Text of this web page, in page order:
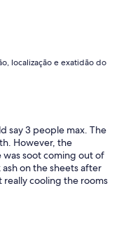
localização e exatidão do
say 3 people max. The
However, the
soot coming out of
on the sheets after
really cooling the rooms
it cooled off in the
a hotter day. Overall,